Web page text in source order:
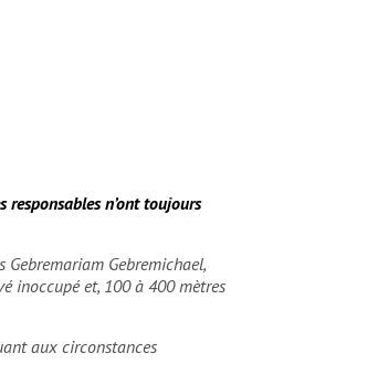
n’ont toujours
Gebremichael,
inoccupé et, 100 à 400 mètres
aux circonstances